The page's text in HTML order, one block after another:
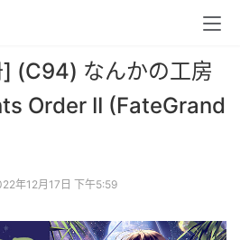
(C94) なんかの工房
Order II (FateGrand
年12月17日 下午5:59